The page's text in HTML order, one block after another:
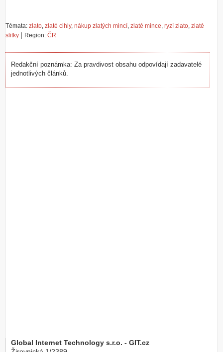
Témata: zlato, zlaté cihly, nákup zlatých mincí, zlaté mince, ryzí zlato, zlaté
slitky | Region: ČR
Redakční poznámka: Za pravdivost obsahu odpovídají zadavatelé
jednotlivých článků.
Global Internet Technology s.r.o. - GIT.cz